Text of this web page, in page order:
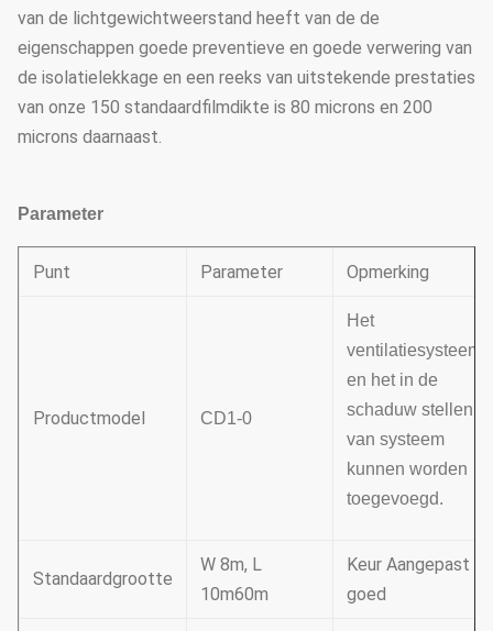
van de lichtgewichtweerstand heeft van de de
eigenschappen goede preventieve en goede verwering van
de isolatielekkage en een reeks van uitstekende prestaties
van onze 150 standaardfilmdikte is 80 microns en 200
microns daarnaast.
Parameter
Punt Parameter Opmerking
Productmodel CD1-0
Het
ventilatiesysteem
en het in de
schaduw stellen
van systeem
kunnen worden
toegevoegd.
Standaardgrootte
W 8m, L
10m60m
Keur Aangepast
goed